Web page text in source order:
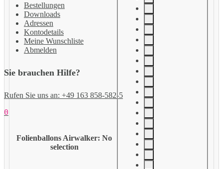
Bestellungen
Downloads
Adressen
Kontodetails
Meine Wunschliste
Abmelden
Sie brauchen Hilfe?
Rufen Sie uns an: +49 163 858-582-5
0
Folienballons Airwalker: No
selection